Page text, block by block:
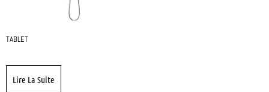
TABLET
Lire La Suite